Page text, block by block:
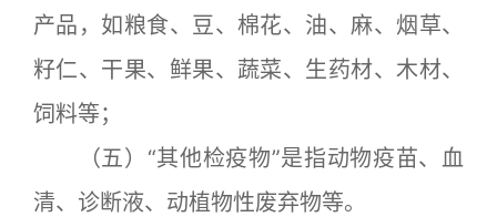
产品，如粮食、豆、棉花、油、麻、烟草、
籽仁、干果、鲜果、蔬菜、生药材、木材、
饲料等；
（五）“其他检疫物”是指动物疫苗、血
清、诊断液、动植物性废弃物等。